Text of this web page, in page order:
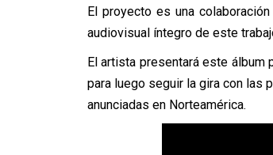
El proyecto es una
audiovisual íntegro de este
El artista presentará este álbum
para luego seguir la gira con las
anunciadas en Norteamérica.